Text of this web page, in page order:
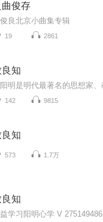
曲俊存
良北京小曲集专辑
19 2861
知
142 9815
知
573 1.7万
知
学习阳明心学 V 275149486